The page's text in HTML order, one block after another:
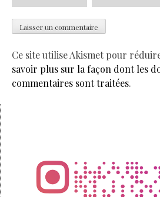
Ce site utilise Akismet pour
savoir plus sur la façon dont les
commentaires sont traitées.